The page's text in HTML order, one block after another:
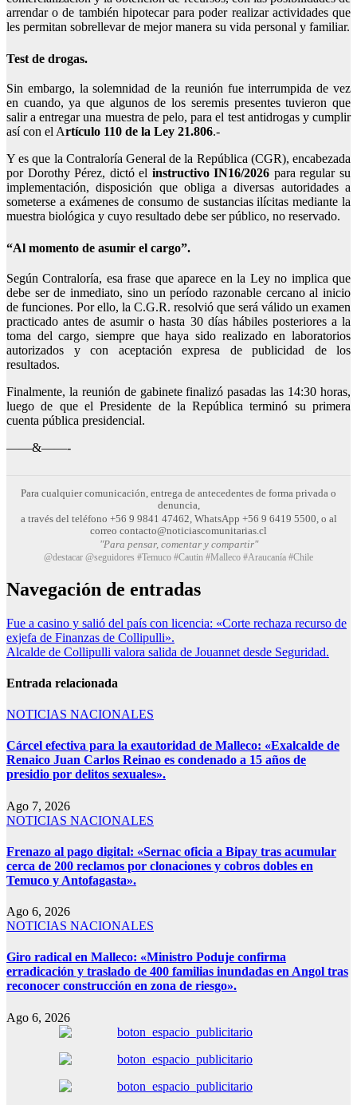
arrendar o de también hipotecar para poder realizar actividades que
les permitan sobrellevar de mejor manera su vida personal y familiar.
Test de drogas.
Sin embargo, la solemnidad de la reunión fue interrumpida de vez
en cuando, ya que algunos de los seremis presentes tuvieron que
salir a entregar una muestra de pelo, para el test antidrogas y cumplir
así con el Artículo 110 de la Ley 21.806.-
Y es que la Contraloría General de la República (CGR), encabezada
por Dorothy Pérez, dictó el instructivo IN16/2026 para regular su
implementación, disposición que obliga a diversas autoridades a
someterse a exámenes de consumo de sustancias ilícitas mediante la
muestra biológica y cuyo resultado debe ser público, no reservado.
“Al momento de asumir el cargo”.
Según Contraloría, esa frase que aparece en la Ley no implica que
debe ser de inmediato, sino un período razonable cercano al inicio
de funciones. Por ello, la C.G.R. resolvió que será válido un examen
practicado antes de asumir o hasta 30 días hábiles posteriores a la
toma del cargo, siempre que haya sido realizado en laboratorios
autorizados y con aceptación expresa de publicidad de los
resultados.
Finalmente, la reunión de gabinete finalizó pasadas las 14:30 horas,
luego de que el Presidente de la República terminó su primera
cuenta pública presidencial.
——&——-
Para cualquier comunicación, entrega de antecedentes de forma privada o
denuncia,
a través del teléfono +56 9 9841 47462, WhatsApp +56 9 6419 5500, o al
correo contacto@noticiascomunitarias.cl
"Para pensar, comentar y compartir"
@destacar @seguidores #Temuco #Cautin #Malleco #Araucanía #Chile
Navegación de entradas
Fue a casino y salió del país con licencia: «Corte rechaza recurso de
exjefa de Finanzas de Collipulli».
Alcalde de Collipulli valora salida de Jouannet desde Seguridad.
Entrada relacionada
NOTICIAS NACIONALES
Cárcel efectiva para la exautoridad de Malleco: «Exalcalde de
Renaico Juan Carlos Reinao es condenado a 15 años de
presidio por delitos sexuales».
Ago 7, 2026
NOTICIAS NACIONALES
Frenazo al pago digital: «Sernac oficia a Bipay tras acumular
cerca de 200 reclamos por clonaciones y cobros dobles en
Temuco y Antofagasta».
Ago 6, 2026
NOTICIAS NACIONALES
Giro radical en Malleco: «Ministro Poduje confirma
erradicación y traslado de 400 familias inundadas en Angol tras
reconocer construcción en zona de riesgo».
Ago 6, 2026